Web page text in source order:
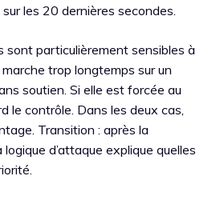
les 20 dernières secondes.
sont particulièrement sensibles à
trop longtemps sur un
soutien. Si elle est forcée au
le contrôle. Dans les deux cas,
Transition : après la
d’attaque explique quelles